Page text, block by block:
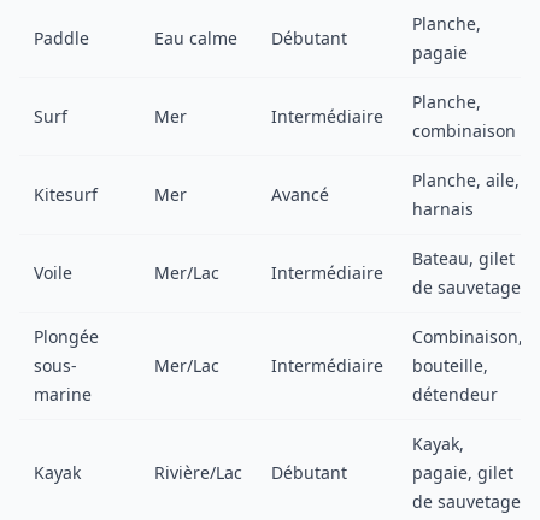
Paddle Eau calme Débutant
Planche,
pagaie
Surf Mer Intermédiaire
Planche,
combinaison
Kitesurf Mer Avancé
Planche, aile,
harnais
Voile Mer/Lac Intermédiaire
Bateau, gilet
de sauvetage
Plongée
sous-
marine
Mer/Lac Intermédiaire
Combinaison,
bouteille,
détendeur
Kayak Rivière/Lac Débutant
Kayak,
pagaie, gilet
de sauvetage